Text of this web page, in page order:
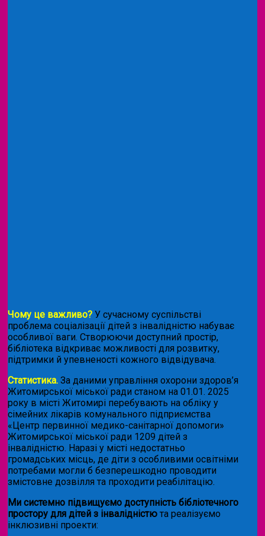
Чому це важливо? У сучасному суспільстві
проблема соціалізації дітей з інвалідністю набуває
особливої ваги. Створюючи доступний простір,
бібліотека відкриває можливості для розвитку,
підтримки й упевненості кожного відвідувача.
Статистика. За даними управління охорони здоров’я
Житомирської міської ради станом на 01.01. 2025
року в місті Житомирі перебувають на обліку у
сімейних лікарів комунального підприємства
«Центр первинної медико-санітарної допомоги»
Житомирської міської ради 1209 дітей з
інвалідністю. Наразі у місті недостатньо
громадських місць, де діти з особливими освітніми
потребами могли б безперешкодно проводити
змістовне дозвілля та проходити реабілітацію.
Ми системно підвищуємо доступність бібліотечного
простору для дітей з інвалідністю та реалізуємо
інклюзивні проекти: